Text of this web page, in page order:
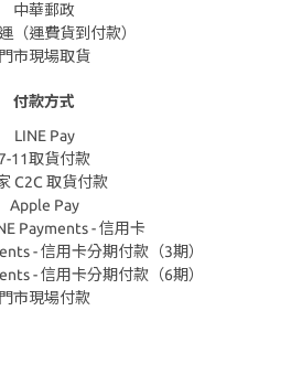
中華郵政
（運費貨到付款）
門市現場取貨
付款方式
LINE Pay
7-11取貨付款
C2C 取貨付款
Apple Pay
Payments - 信用卡
- 信用卡分期付款（3期）
- 信用卡分期付款（6期）
門市現場付款